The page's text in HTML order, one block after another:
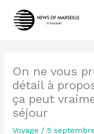
On ne vous
détail à
ça peut
séjour
Voyage / 5